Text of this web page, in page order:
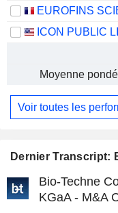
Dernier Transcript:
Bio-Techne
KGaA - M&A
EUROFINS
Moyenne
Voir toutes les